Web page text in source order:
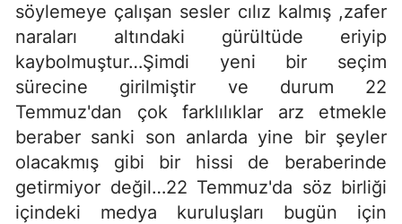
söylemeye çalışan sesler cılız kalmış ,zafer
naraları altındaki gürültüde eriyip
kaybolmuştur…Şimdi yeni bir seçim
sürecine girilmiştir ve durum 22
Temmuz'dan çok farklılıklar arz etmekle
beraber sanki son anlarda yine bir şeyler
olacakmış gibi bir hissi de beraberinde
getirmiyor değil…22 Temmuz'da söz birliği
içindeki medya kuruluşları bugün için